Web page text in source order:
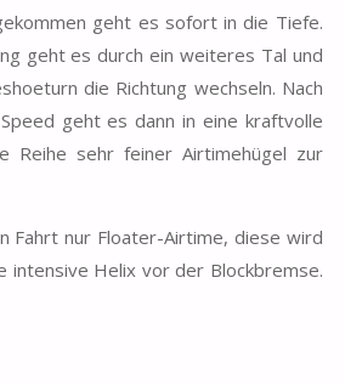
geht es sofort in die Tiefe.
geht es durch ein weiteres Tal und
die Richtung wechseln. Nach
geht es dann in eine kraftvolle
Reihe sehr feiner Airtimehügel zur
Fahrt nur Floater-Airtime, diese wird
intensive Helix vor der Blockbremse.